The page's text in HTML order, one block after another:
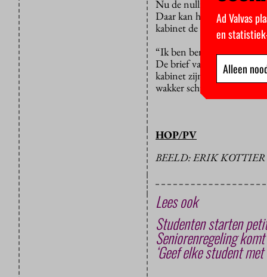
Nu de nullijn sinds
Daar kan hij gelijk in
kabinet de nullijn voor het
“Ik ben benieuwd wat het
De brief van Dijsselbloem
kabinet zijn bezuinigingen
wakker schudt: bezuinigen
HOP/PV
BEELD: ERIK KOTTIER
Lees ook
Studenten starten
Seniorenregeling
‘Geef elke student
Ad Valvas
en
Alleen